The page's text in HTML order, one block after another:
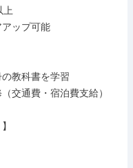
上
ップ可能
教科書を学習
交通費・宿泊費支給）